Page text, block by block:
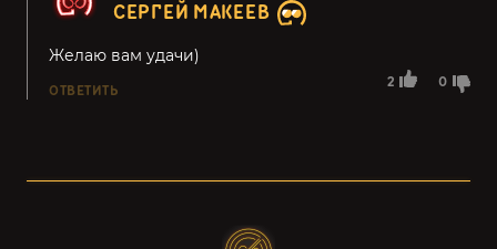
СЕРГЕЙ МАКЕЕВ
2 0
Желаю вам удачи)
ОТВЕТИТЬ